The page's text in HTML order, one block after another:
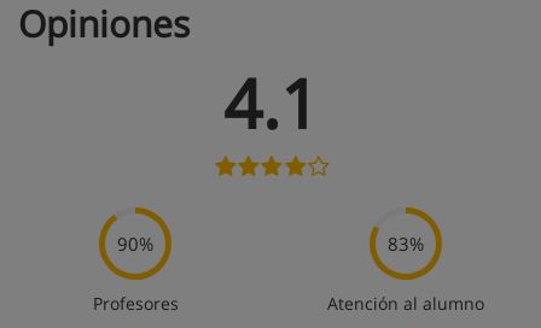
Opiniones
4.1
90%
Profesores
83%
Atención al alumno